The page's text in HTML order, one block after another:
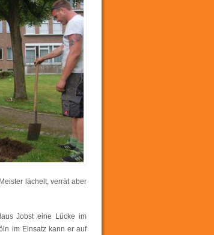
lächelt, verrät aber
Jobst eine Lücke im
im Einsatz kann er auf